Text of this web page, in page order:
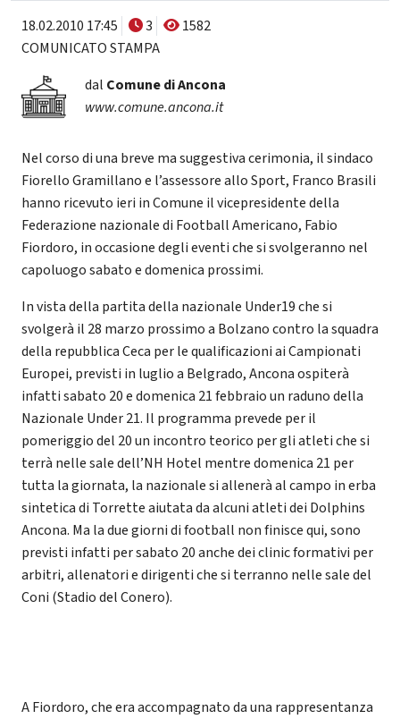
18.02.2010 17:45 3
1582
COMUNICATO STAMPA
dal Comune di Ancona
www.comune.ancona.it
Nel corso di una breve ma suggestiva cerimonia, il sindaco
Fiorello Gramillano e l’assessore allo Sport, Franco Brasili
hanno ricevuto ieri in Comune il vicepresidente della
Federazione nazionale di Football Americano, Fabio
Fiordoro, in occasione degli eventi che si svolgeranno nel
capoluogo sabato e domenica prossimi.
In vista della partita della nazionale Under19 che si
svolgerà il 28 marzo prossimo a Bolzano contro la squadra
della repubblica Ceca per le qualificazioni ai Campionati
Europei, previsti in luglio a Belgrado, Ancona ospiterà
infatti sabato 20 e domenica 21 febbraio un raduno della
Nazionale Under 21. Il programma prevede per il
pomeriggio del 20 un incontro teorico per gli atleti che si
terrà nelle sale dell’NH Hotel mentre domenica 21 per
tutta la giornata, la nazionale si allenerà al campo in erba
sintetica di Torrette aiutata da alcuni atleti dei Dolphins
Ancona. Ma la due giorni di football non finisce qui, sono
previsti infatti per sabato 20 anche dei clinic formativi per
arbitri, allenatori e dirigenti che si terranno nelle sale del
Coni (Stadio del Conero).
A Fiordoro, che era accompagnato da una rappresentanza